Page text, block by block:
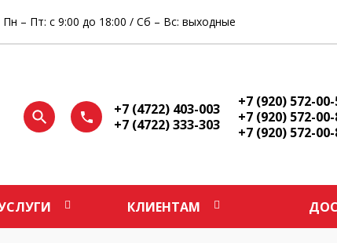
Пн – Пт: с 9:00 до 18:00 / Сб – Вс: выходные
+7 (4722) 403-003
+7 (4722) 333-303
+7 (920) 572-
+7 (920) 572-
+7 (920) 572-
КЛИЕНТАМ